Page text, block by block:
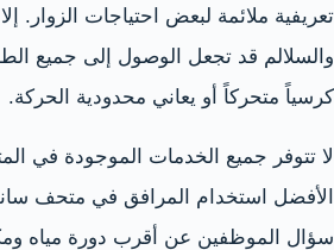
تعريفية ملائمة لبعض احتياجات الزوار.
والسلالم قد تجعل الوصول إلى جميع
كرسياً متحركاً أو يعاني محدودية الحركة.
لا تتوفر جميع الخدمات الموجودة في
الأفضل استخدام المرافق في متحف
سؤال الموظفين عن أقرب دورة مياه